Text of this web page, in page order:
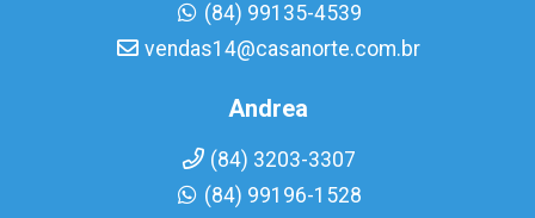
(84) 99135-4539
vendas14@casanorte.com.br
Andrea
(84) 3203-3307
(84) 99196-1528